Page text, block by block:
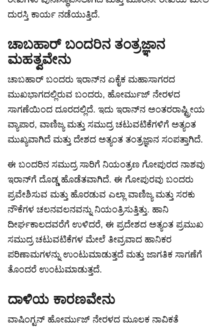
ದುರಸ್ತಿ ಕಾರ್ಯ ನಡೆಯುತ್ತಿದೆ.
ಚಾಬಹಾರ್ ಬಂದರಿನ ತಂತ್ರಜ್ಞಾನ
ಮಹತ್ವವೇನು
ಚಾಬಹಾರ್ ಬಂದರು ಇರಾನ್‌ನ ಏಕೈಕ ಮಹಾಸಾಗರದ
ಮುಖಭಾಗದಲ್ಲಿರುವ ಬಂದರು, ಹೋರ್ಮುಜ್ ನೇರಳದ
ಸಾಗಣೆಯಿಂದ ದೂರದಲ್ಲಿದೆ. ಇದು ಇರಾನ್‌ನ ಅಂತರರಾಷ್ಟ್ರೀಯ
ವ್ಯಾಪಾರ, ವಾಣಿಜ್ಯ ಮತ್ತು ಸಮುದ್ರ ಚಟುವಟಿಕೆಗಳಿಗೆ ಅತ್ಯಂತ
ಮುಖ್ಯವಾಗಿದೆ ಮತ್ತು ದೇಶದ ಅತ್ಯಂತ ತಂತ್ರಜ್ಞಾನ ಸಂಪತ್ತಾಗಿದೆ.
ಈ ಬಂದರಿನ ಸಮುದ್ರ ಸಾರಿಗೆ ನಿಯಂತ್ರಣ ಗೋಪುರದ ನಾಶವು
ಇರಾನ್‌ಗೆ ದೊಡ್ಡ ಹೊಡೆತವಾಗಿದೆ. ಈ ಗೋಪುರವು ಬಂದರು
ಪ್ರವೇಶಿಸುವ ಮತ್ತು ಹೊರಡುವ ಎಲ್ಲಾ ವಾಣಿಜ್ಯ ಮತ್ತು ಸರಕು
ನೌಕೆಗಳ ಚಲನವಲನವನ್ನು ನಿಯಂತ್ರಿಸುತ್ತಿತ್ತು. ಹಾನಿ
ದೀರ್ಘಕಾಲದವರೆಗೆ ಉಳಿದರೆ, ಈ ಪ್ರದೇಶದ ಅತ್ಯಂತ ಪ್ರಮುಖ
ಸಮುದ್ರ ಚಟುವಟಿಕೆಗಳ ಮೇಲೆ ತೀವ್ರವಾದ ಹಾನಿಕರ
ಪರಿಣಾಮಗಳನ್ನು ಉಂಟುಮಾಡುತ್ತದೆ ಮತ್ತು ಜಾಗತಿಕ ಸಾಗಣೆಗೆ
ತೊಂದರೆ ಉಂಟುಮಾಡುತ್ತದೆ.
ದಾಳಿಯ ಕಾರಣವೇನು
ವಾಷಿಂಗ್ಟನ್ ಹೋರ್ಮುಜ್ ನೇರಳದ ಮೂಲಕ ನಾವಿಕತೆ